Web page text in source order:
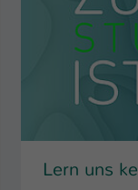
Lern uns